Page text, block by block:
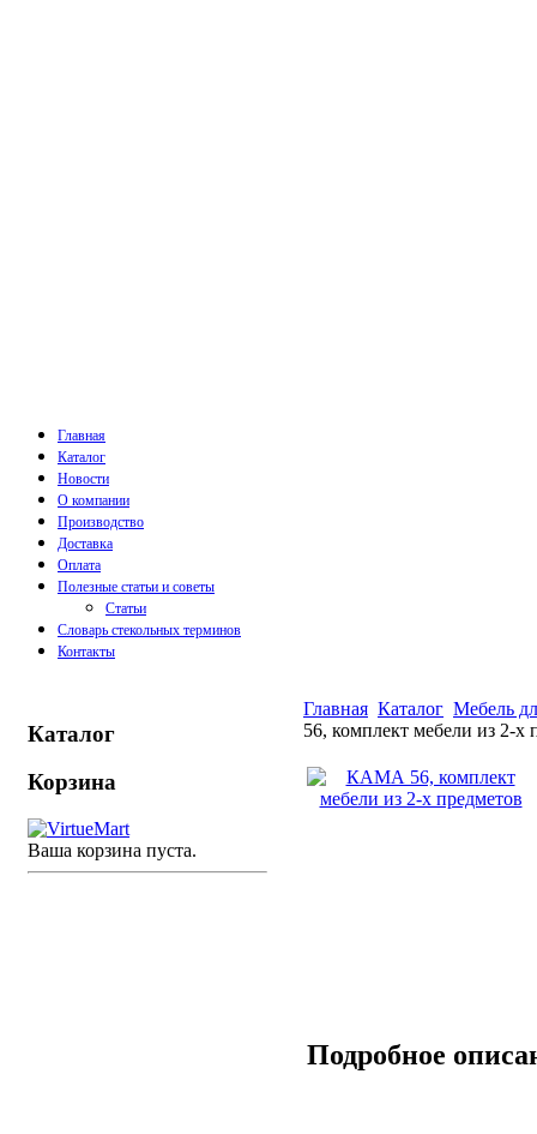
Главная
Каталог
Новости
О компании
Производство
Доставка
Оплата
Полезные статьи и советы
Статьи
Словарь стекольных терминов
Контакты
Каталог
Корзина
Ваша корзина пуста.
Главная Каталог Мебель
56, комплект мебели из 2-х
Подробное